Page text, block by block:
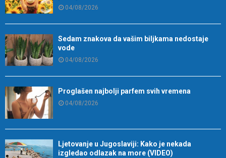
04/08/2026
Sedam znakova da vašim biljkama nedostaje
vode
04/08/2026
Proglašen najbolji parfem svih vremena
04/08/2026
Ljetovanje u Jugoslaviji: Kako je nekada
izgledao odlazak na more (VIDEO)